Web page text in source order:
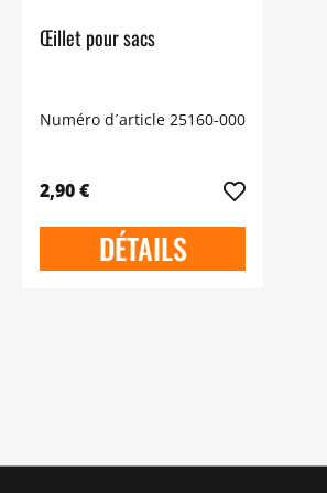
Œillet pour sacs
Numéro d´article 25160-000
2,90 €
DÉTAILS